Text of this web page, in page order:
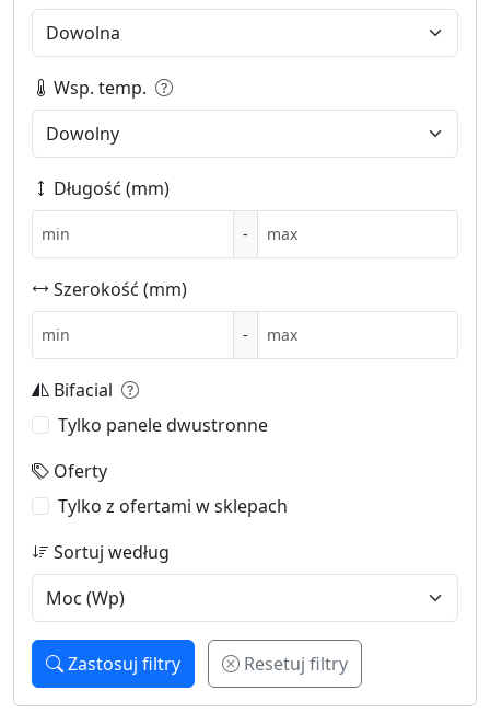
Wsp. temp.
Długość (mm)
-
Szerokość (mm)
-
Bifacial
Tylko panele dwustronne
Oferty
Tylko z ofertami w sklepach
Sortuj według
Zastosuj filtry Resetuj filtry